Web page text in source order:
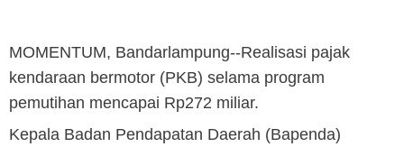
MOMENTUM, Bandarlampung--Realisasi pajak
kendaraan bermotor (PKB) selama program
pemutihan mencapai Rp272 miliar.
Kepala Badan Pendapatan Daerah (Bapenda)